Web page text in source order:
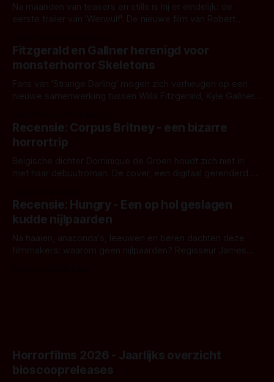
Na maanden van teasers en stills is hij er eindelijk: de
eerste trailer van 'Werwulf'. De nieuwe film van Robert
kille stijl vol folklore en mythe. Het topic deze keer is (kon
het het al raden?)... de weerwolf. Kijk je mee?
Fitzgerald en Gallner herenigd voor
monsterhorror Skeletons
Fans van 'Strange Darling' mogen zich verheugen op een
nieuwe samenwerking tussen Willa Fitzgerald, Kyle Gallner
'Skeletons', een nieuwe creature feature waarvoor de
opnames zijn gestart in Australië.
Recensie: Corpus Britney - een bizarre
horrortrip
Belgische dichter Dominique de Groen houdt zich niet in
met haar debuutroman. De cover, een digitaal gerenderd en
achtergrond, belooft iets kleurrijks maar onheilspellends,
iets ongrijpbaars. En dat maakt De Groen met ieder woord
waar.
Recensie: Hungry - Een op hol geslagen
kudde nijlpaarden
Na haaien, anaconda's, leeuwen en beren dachten deze
filmmakers: waarom geen nijlpaarden? Regisseur James
Horrorfilms 2026 - Jaarlijks overzicht
bioscoopreleases